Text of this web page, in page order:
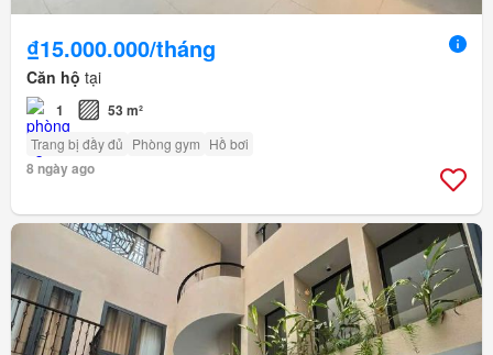
₫15.000.000/tháng
Căn hộ tại
1 53 m²
Trang bị đầy đủ Phòng gym Hồ bơi
8 ngày ago